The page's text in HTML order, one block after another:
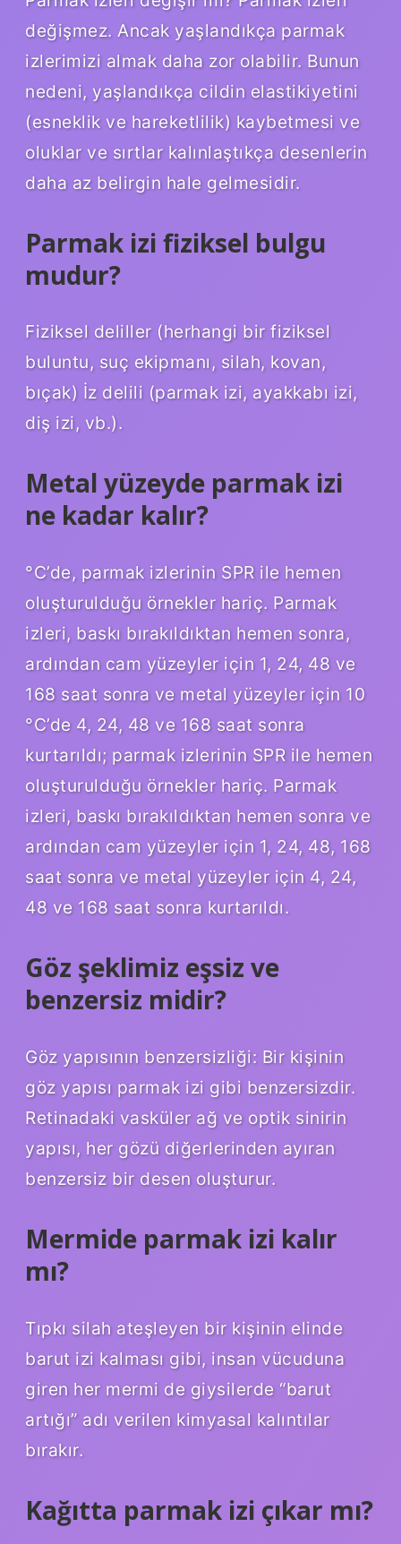
değişmez. Ancak yaşlandıkça parmak
izlerimizi almak daha zor olabilir. Bunun
nedeni, yaşlandıkça cildin elastikiyetini
(esneklik ve hareketlilik) kaybetmesi ve
oluklar ve sırtlar kalınlaştıkça desenlerin
daha az belirgin hale gelmesidir.
Parmak izi fiziksel bulgu
mudur?
Fiziksel deliller (herhangi bir fiziksel
buluntu, suç ekipmanı, silah, kovan,
bıçak) İz delili (parmak izi, ayakkabı izi,
diş izi, vb.).
Metal yüzeyde parmak izi
ne kadar kalır?
°C’de, parmak izlerinin SPR ile hemen
oluşturulduğu örnekler hariç. Parmak
izleri, baskı bırakıldıktan hemen sonra,
ardından cam yüzeyler için 1, 24, 48 ve
168 saat sonra ve metal yüzeyler için 10
°C’de 4, 24, 48 ve 168 saat sonra
kurtarıldı; parmak izlerinin SPR ile hemen
oluşturulduğu örnekler hariç. Parmak
izleri, baskı bırakıldıktan hemen sonra ve
ardından cam yüzeyler için 1, 24, 48, 168
saat sonra ve metal yüzeyler için 4, 24,
48 ve 168 saat sonra kurtarıldı.
Göz şeklimiz eşsiz ve
benzersiz midir?
Göz yapısının benzersizliği: Bir kişinin
göz yapısı parmak izi gibi benzersizdir.
Retinadaki vasküler ağ ve optik sinirin
yapısı, her gözü diğerlerinden ayıran
benzersiz bir desen oluşturur.
Mermide parmak izi kalır
mı?
Tıpkı silah ateşleyen bir kişinin elinde
barut izi kalması gibi, insan vücuduna
giren her mermi de giysilerde “barut
artığı” adı verilen kimyasal kalıntılar
bırakır.
Kağıtta parmak izi çıkar mı?